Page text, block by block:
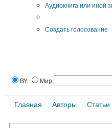
Аудиокнига или иной
Создать голосование
BY Мир
Главная Авторы Статьи